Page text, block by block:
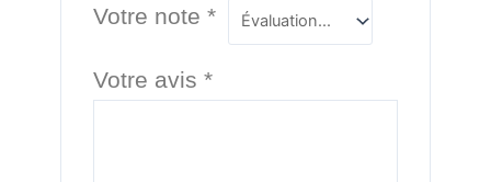
Votre note*
Votre avis*